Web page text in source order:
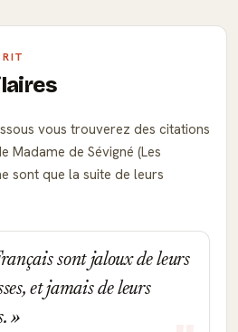
vous trouverez des citations
Madame de Sévigné (Les
sont que la suite de leurs
sont jaloux de leurs
et jamais de leurs